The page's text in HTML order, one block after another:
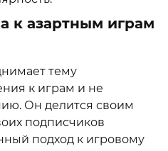
к азартным играм
тему
к играм и не
Он делится своим
подписчиков
подход к игровому